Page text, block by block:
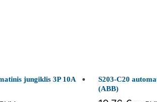
jungiklis 3P 10A
S203-C20
(ABB)